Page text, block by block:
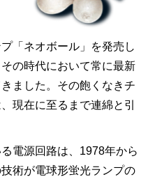
「ネオボール」を発売し
の時代において常に最新
ました。その飽くなきチ
現在に至るまで連綿と引
電源回路は、1978年から
術が電球形蛍光ランプの